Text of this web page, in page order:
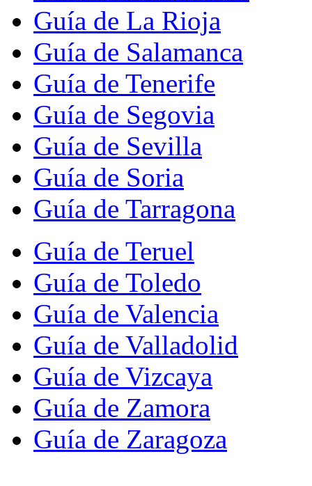
Guía de La Rioja
Guía de Salamanca
Guía de Tenerife
Guía de Segovia
Guía de Sevilla
Guía de Soria
Guía de Tarragona
Guía de Teruel
Guía de Toledo
Guía de Valencia
Guía de Valladolid
Guía de Vizcaya
Guía de Zamora
Guía de Zaragoza